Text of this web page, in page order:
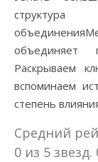
объединяет
Раскрываем
вспоминаем
степень
Средний
0 из 5 звезд.